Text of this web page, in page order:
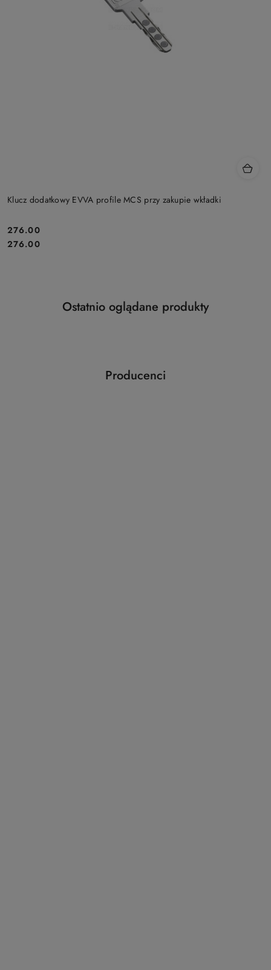
Klucz dodatkowy EVVA profile MCS przy zakupie wkładki
Cena:
276.00
Cena:
276.00
Pomiń karuzelę produktów
Produkty
Ostatnio oglądane produkty
Pomiń karuzelę producentów
Producenci